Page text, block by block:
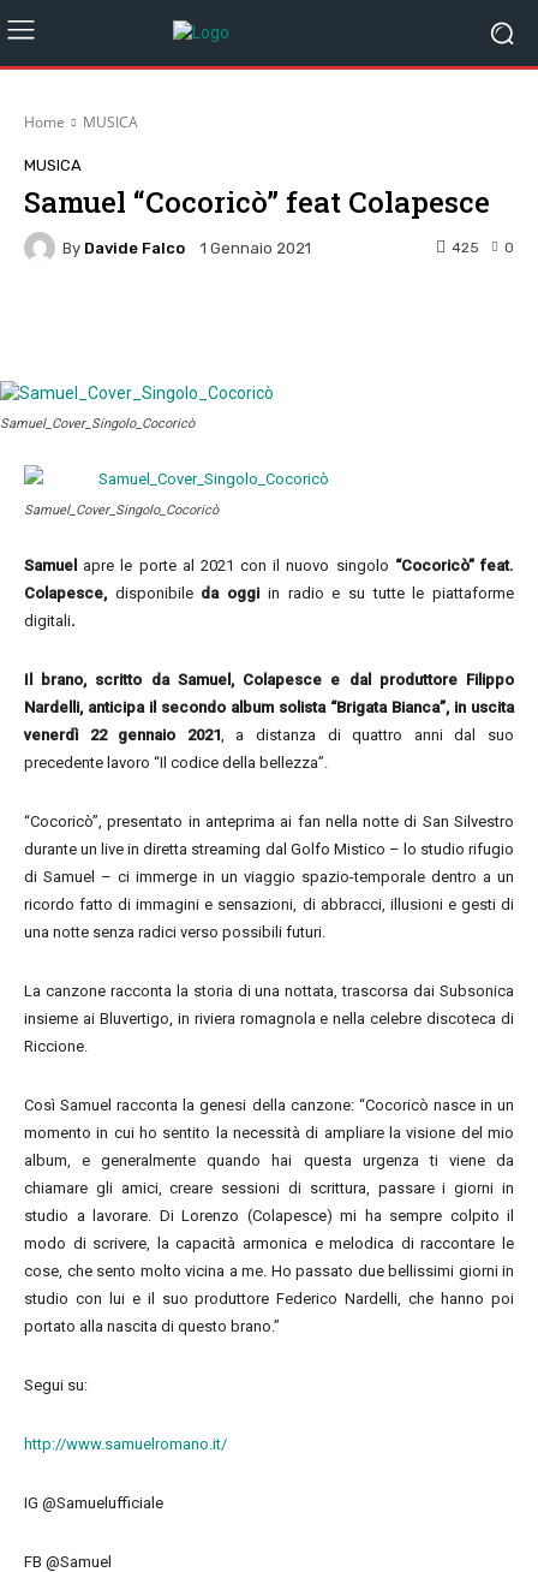
Home MUSICA
MUSICA
Samuel “Cocoricò” feat Colapesce
By Davide Falco 1 Gennaio 2021 0
425
Samuel_Cover_Singolo_Cocoricò
Samuel_Cover_Singolo_Cocoricò
Samuel apre le porte al 2021 con il nuovo singolo “Cocoricò” feat.
Colapesce, disponibile da oggi in radio e su tutte le piattaforme
digitali.
Il brano, scritto da Samuel, Colapesce e dal produttore Filippo
Nardelli, anticipa il secondo album solista “Brigata Bianca”, in uscita
venerdì 22 gennaio 2021, a distanza di quattro anni dal suo
precedente lavoro “Il codice della bellezza”.
“Cocoricò”, presentato in anteprima ai fan nella notte di San Silvestro
durante un live in diretta streaming dal Golfo Mistico – lo studio rifugio
di Samuel – ci immerge in un viaggio spazio-temporale dentro a un
ricordo fatto di immagini e sensazioni, di abbracci, illusioni e gesti di
una notte senza radici verso possibili futuri.
La canzone racconta la storia di una nottata, trascorsa dai Subsonica
insieme ai Bluvertigo, in riviera romagnola e nella celebre discoteca di
Riccione.
Così Samuel racconta la genesi della canzone: “Cocoricò nasce in un
momento in cui ho sentito la necessità di ampliare la visione del mio
album, e generalmente quando hai questa urgenza ti viene da
chiamare gli amici, creare sessioni di scrittura, passare i giorni in
studio a lavorare. Di Lorenzo (Colapesce) mi ha sempre colpito il
modo di scrivere, la capacità armonica e melodica di raccontare le
cose, che sento molto vicina a me. Ho passato due bellissimi giorni in
studio con lui e il suo produttore Federico Nardelli, che hanno poi
portato alla nascita di questo brano.”
Segui su:
http://www.samuelromano.it/
IG @Samuelufficiale
FB @Samuel